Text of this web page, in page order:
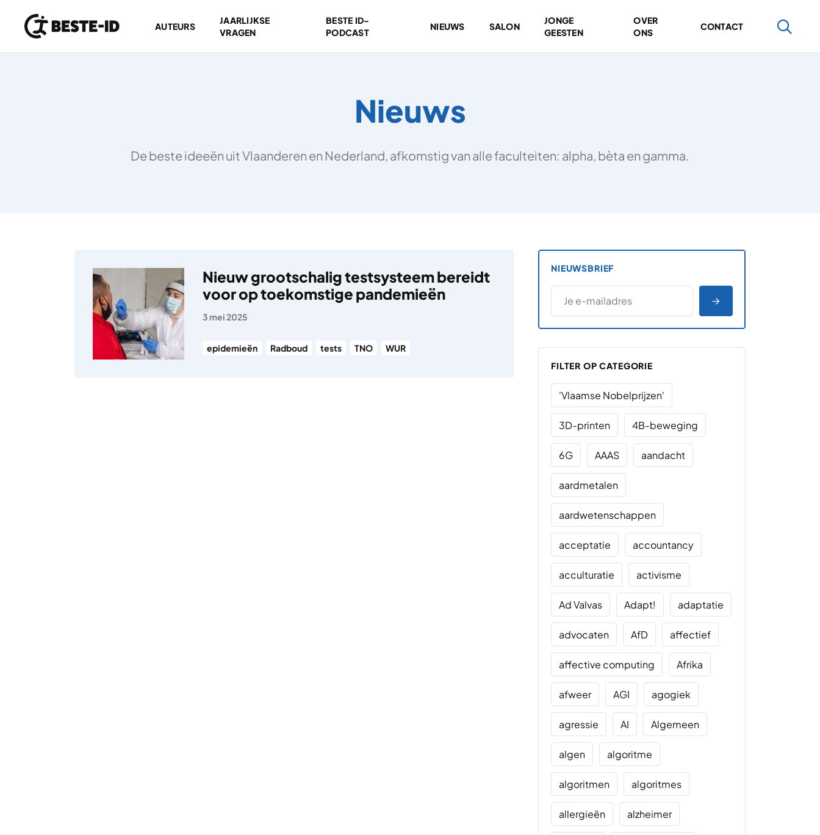
Ga naar inhoud
AUTEURS
JAARLIJKSE
VRAGEN
BESTE ID-
PODCAST
NIEUWS SALON
JONGE
GEESTEN
OVER
ONS
CONTACT
Nieuws
De beste ideeën uit Vlaanderen en Nederland, afkomstig van alle faculteiten: alpha, bèta en gamma.
Nieuw grootschalig testsysteem bereidt
voor op toekomstige pandemieën
3 mei 2025
epidemieën Radboud tests TNO WUR
NIEUWSBRIEF
E-MAILADRES
*
AANMELDEN
FILTER OP CATEGORIE
'Vlaamse Nobelprijzen'
3D-printen 4B-beweging
6G AAAS aandacht
aardmetalen
aardwetenschappen
acceptatie accountancy
acculturatie activisme
Ad Valvas Adapt! adaptatie
advocaten AfD affectief
affective computing Afrika
afweer AGI agogiek
agressie AI Algemeen
algen algoritme
algoritmen algoritmes
allergieën alzheimer